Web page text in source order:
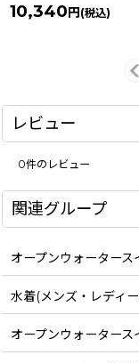
10,340円 (税込)
レビュー
0件のレビュー
関連グループ
オープンウォーター
水着(メンズ・レディ
オープンウォータース